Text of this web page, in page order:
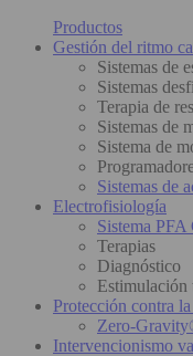
Productos
Gestión del ritmo
Sistemas de
Sistemas
Terapia de
Sistemas de
Sistema de
Sistemas de
Electrofisiología
Sistema PFA
Terapias
Diagnóstico
Estimulación
Protección contra
Zero-
Intervencionismo